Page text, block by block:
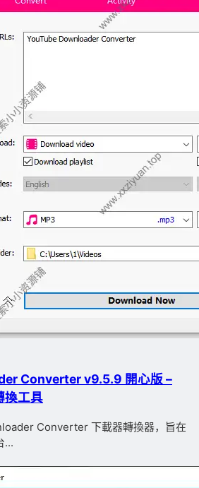
Converter v9.5.9 開心版 –
換工具
Converter 下載器轉換器，旨在
...